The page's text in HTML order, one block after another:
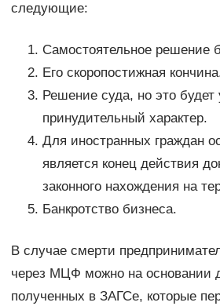
следующие:
Самостоятельное решение
Его скоропостижная
Решение суда, но это будет
принудительный характер.
Для иностранных граждан
является конец действия
законного нахождения на
Банкротство бизнеса.
В случае смерти
через МЦФ можно на основании
полученных в ЗАГСе, которые